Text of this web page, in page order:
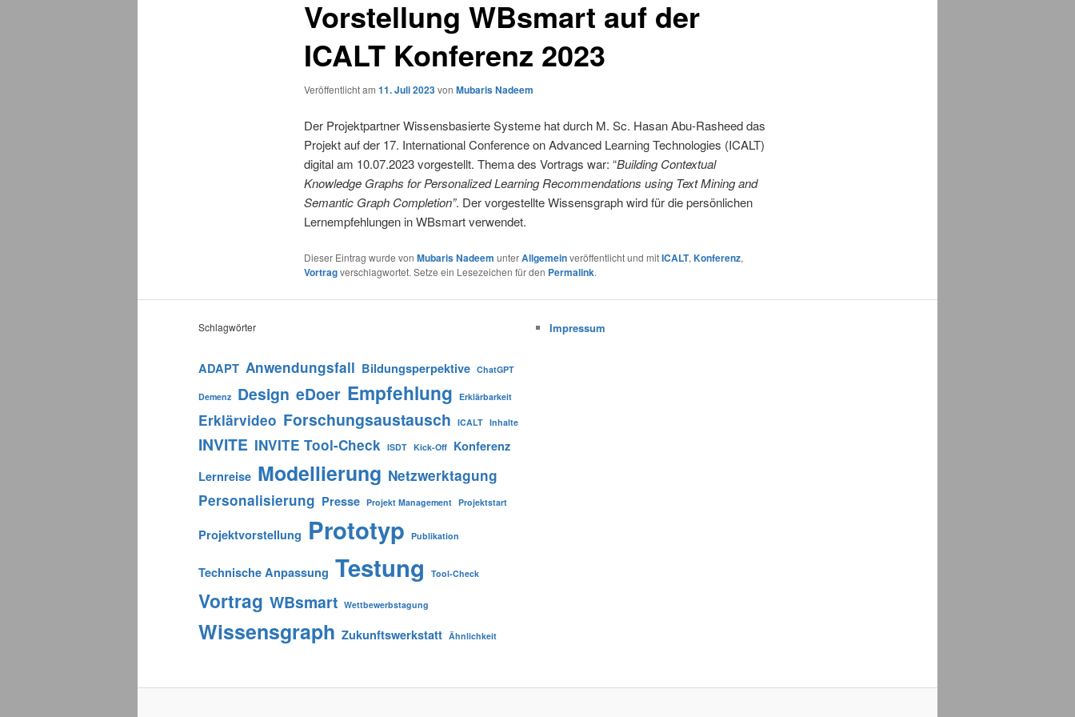
Vorstellung WBsmart auf der
ICALT Konferenz 2023
Veröffentlicht am 11. Juli 2023von Mubaris Nadeem
Der Projektpartner Wissensbasierte Systeme hat durch M. Sc. Hasan Abu-Rasheed das
Projekt auf der 17. International Conference on Advanced Learning Technologies (ICALT)
digital am 10.07.2023 vorgestellt. Thema des Vortrags war: “Building Contextual
Knowledge Graphs for Personalized Learning Recommendations using Text Mining and
Semantic Graph Completion”. Der vorgestellte Wissensgraph wird für die persönlichen
Lernempfehlungen in WBsmart verwendet.
Dieser Eintrag wurde von Mubaris Nadeem unterAllgemeinveröffentlicht und mitICALT,Konferenz,
Vortragverschlagwortet. Setze ein Lesezeichen für den Permalink.
Schlagwörter
ADAPT Anwendungsfall Bildungsperpektive ChatGPT
Demenz Design eDoer Empfehlung Erklärbarkeit
Erklärvideo Forschungsaustausch ICALT Inhalte
INVITE INVITE Tool-Check ISDT Kick-Off Konferenz
Lernreise Modellierung Netzwerktagung
Personalisierung Presse Projekt Management Projektstart
Projektvorstellung Prototyp Publikation
Technische Anpassung Testung Tool-Check
Vortrag WBsmart Wettbewerbstagung
Wissensgraph Zukunftswerkstatt Ähnlichkeit
Impressum